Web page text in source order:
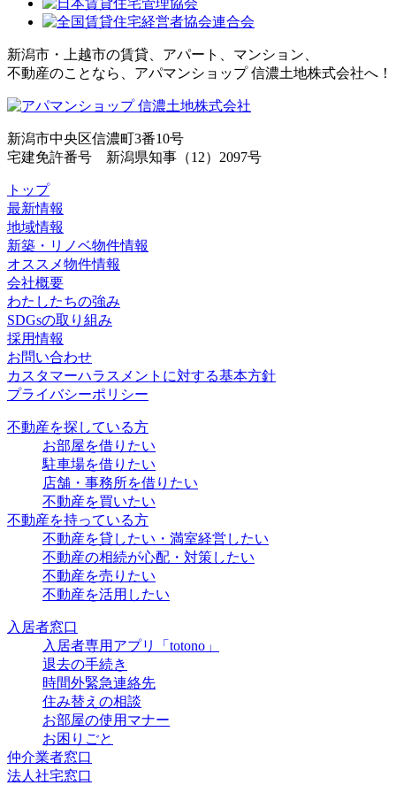
新潟市・上越市の賃貸、アパート、マンション、
不動産のことなら、アパマンショップ 信濃土地株式会社へ！
新潟市中央区信濃町3番10号
宅建免許番号 新潟県知事（12）2097号
トップ
最新情報
地域情報
新築・リノベ物件情報
オススメ物件情報
会社概要
わたしたちの強み
SDGsの取り組み
採用情報
お問い合わせ
カスタマーハラスメントに対する基本方針
プライバシーポリシー
不動産を探している方
お部屋を借りたい
駐車場を借りたい
店舗・事務所を借りたい
不動産を買いたい
不動産を持っている方
不動産を貸したい・満室経営したい
不動産の相続が心配・対策したい
不動産を売りたい
不動産を活用したい
入居者窓口
入居者専用アプリ「totono」
退去の手続き
時間外緊急連絡先
住み替えの相談
お部屋の使用マナー
お困りごと
仲介業者窓口
法人社宅窓口